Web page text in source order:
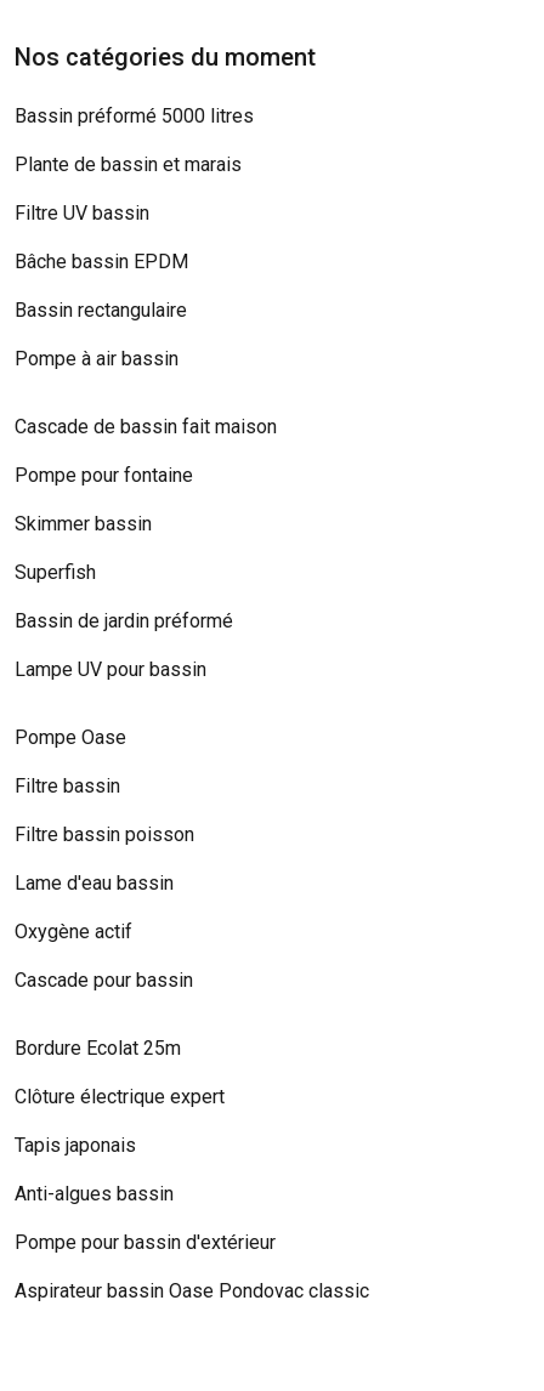
Nos catégories du moment
Bassin préformé 5000 litres
Plante de bassin et marais
Filtre UV bassin
Bâche bassin EPDM
Bassin rectangulaire
Pompe à air bassin
Cascade de bassin fait maison
Pompe pour fontaine
Skimmer bassin
Superfish
Bassin de jardin préformé
Lampe UV pour bassin
Pompe Oase
Filtre bassin
Filtre bassin poisson
Lame d'eau bassin
Oxygène actif
Cascade pour bassin
Bordure Ecolat 25m
Clôture électrique expert
Tapis japonais
Anti-algues bassin
Pompe pour bassin d'extérieur
Aspirateur bassin Oase Pondovac classic